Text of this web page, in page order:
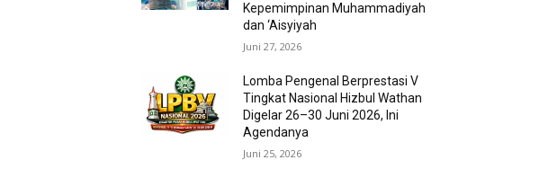
Kepemimpinan Muhammadiyah
dan ‘Aisyiyah
Juni 27, 2026
Lomba Pengenal Berprestasi V
Tingkat Nasional Hizbul Wathan
Digelar 26–30 Juni 2026, Ini
Agendanya
Juni 25, 2026